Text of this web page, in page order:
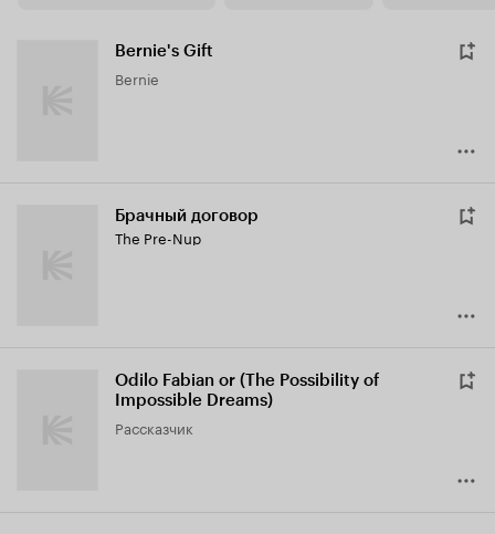
Bernie's Gift
Bernie
Брачный договор
The Pre-Nup
Odilo Fabian or (The Possibility of
Impossible Dreams)
рассказчик